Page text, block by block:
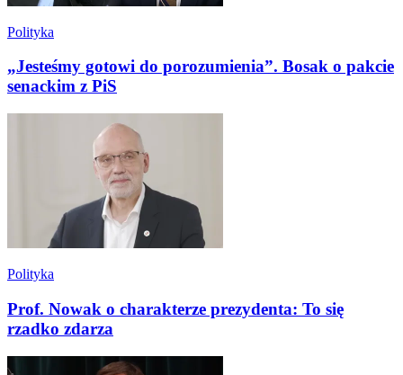
Polityka
„Jesteśmy gotowi do porozumienia”. Bosak o pakcie
senackim z PiS
Polityka
Prof. Nowak o charakterze prezydenta: To się
rzadko zdarza